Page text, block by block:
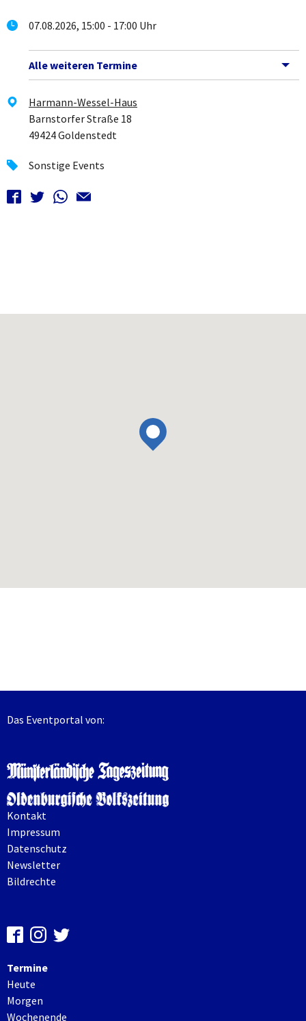
07.08.2026, 15:00 - 17:00 Uhr
Alle weiteren Termine
Harmann-Wessel-Haus
Barnstorfer Straße 18
49424 Goldenstedt
Sonstige Events
Das Eventportal von:
Kontakt
Impressum
Datenschutz
Newsletter
Bildrechte
Termine
Heute
Morgen
Wochenende